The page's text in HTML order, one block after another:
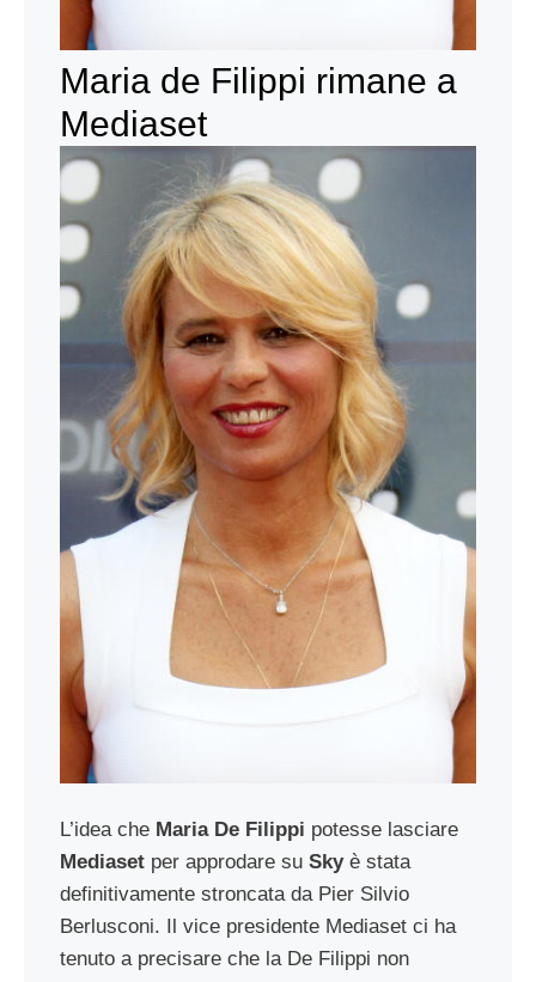
Maria de Filippi rimane a
Mediaset
L’idea che Maria De Filippi potesse lasciare
Mediaset per approdare su Skyè stata
definitivamente stroncata da Pier Silvio
Berlusconi. Il vice presidente Mediaset ci ha
tenuto a precisare che la De Filippi non